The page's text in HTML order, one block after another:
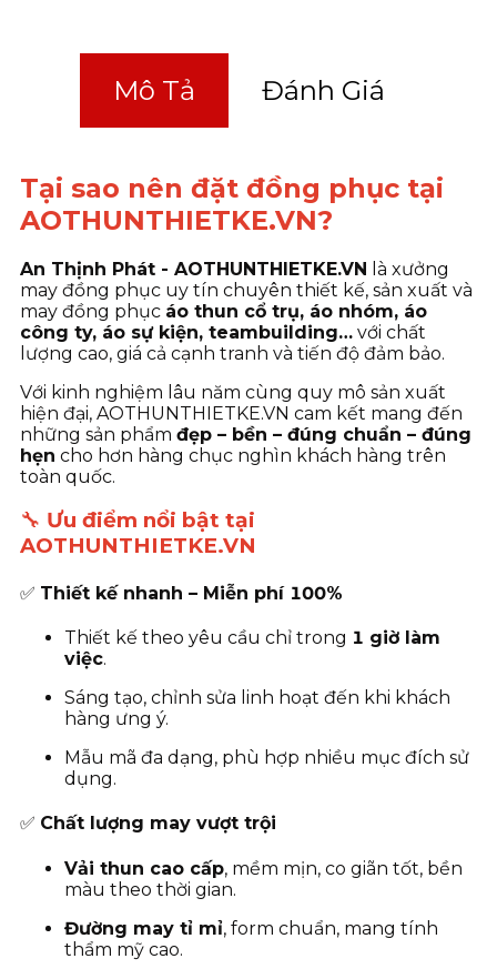
Mô Tả Đánh Giá
Tại sao nên đặt đồng phục tại
AOTHUNTHIETKE.VN?
An Thịnh Phát - AOTHUNTHIETKE.VN là xưởng
may đồng phục uy tín chuyên thiết kế, sản xuất và
may đồng phục áo thun cổ trụ, áo nhóm, áo
công ty, áo sự kiện, teambuilding… với chất
lượng cao, giá cả cạnh tranh và tiến độ đảm bảo.
Với kinh nghiệm lâu năm cùng quy mô sản xuất
hiện đại, AOTHUNTHIETKE.VN cam kết mang đến
những sản phẩm đẹp – bền – đúng chuẩn – đúng
hẹn cho hơn hàng chục nghìn khách hàng trên
toàn quốc.
🔧 Ưu điểm nổi bật tại
AOTHUNTHIETKE.VN
✅ Thiết kế nhanh – Miễn phí 100%
Thiết kế theo yêu cầu chỉ trong 1 giờ làm
việc.
Sáng tạo, chỉnh sửa linh hoạt đến khi khách
hàng ưng ý.
Mẫu mã đa dạng, phù hợp nhiều mục đích sử
dụng.
✅ Chất lượng may vượt trội
Vải thun cao cấp, mềm mịn, co giãn tốt, bền
màu theo thời gian.
Đường may tỉ mỉ, form chuẩn, mang tính
thẩm mỹ cao.